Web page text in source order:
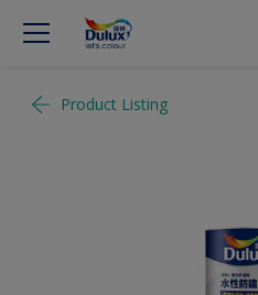
Product Listing